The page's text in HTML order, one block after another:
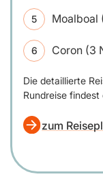
Moalboal
Coron (3
Die detaillierte
Rundreise
zum